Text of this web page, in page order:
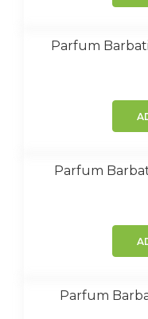
Parfum Barbati
Parfum
Parfum